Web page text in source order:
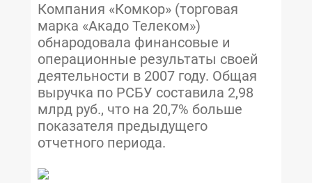
Компания «Комкор» (торговая
марка «Акадо Телеком»)
обнародовала финансовые и
операционные результаты своей
деятельности в 2007 году. Общая
выручка по РСБУ составила 2,98
млрд руб., что на 20,7% больше
показателя предыдущего
отчетного периода.